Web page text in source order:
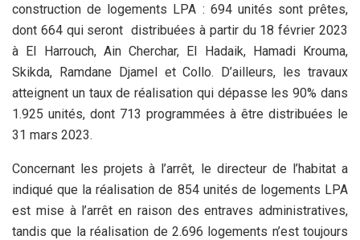
construction de logements LPA : 694 unités sont prêtes,
dont 664 qui seront distribuées à partir du 18 février 2023
à El Harrouch, Ain Cherchar, El Hadaik, Hamadi Krouma,
Skikda, Ramdane Djamel et Collo. D’ailleurs, les travaux
atteignent un taux de réalisation qui dépasse les 90% dans
1.925 unités, dont 713 programmées à être distribuées le
31 mars 2023.
Concernant les projets à l’arrêt, le directeur de l’habitat a
indiqué que la réalisation de 854 unités de logements LPA
est mise à l’arrêt en raison des entraves administratives,
tandis que la réalisation de 2.696 logements n’est toujours